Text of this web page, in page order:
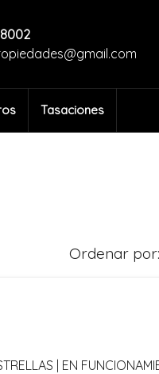
Tasaciones
Ordenar por: